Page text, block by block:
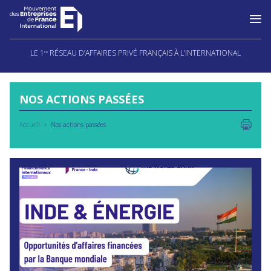
Aller
LE 1 ER RÉSEAU D’AFFAIRES PRIVÉ FRANÇAIS À L’INTERNATIONAL
NOS ACTIONS PASSÉES
Accueil Nos actions passées